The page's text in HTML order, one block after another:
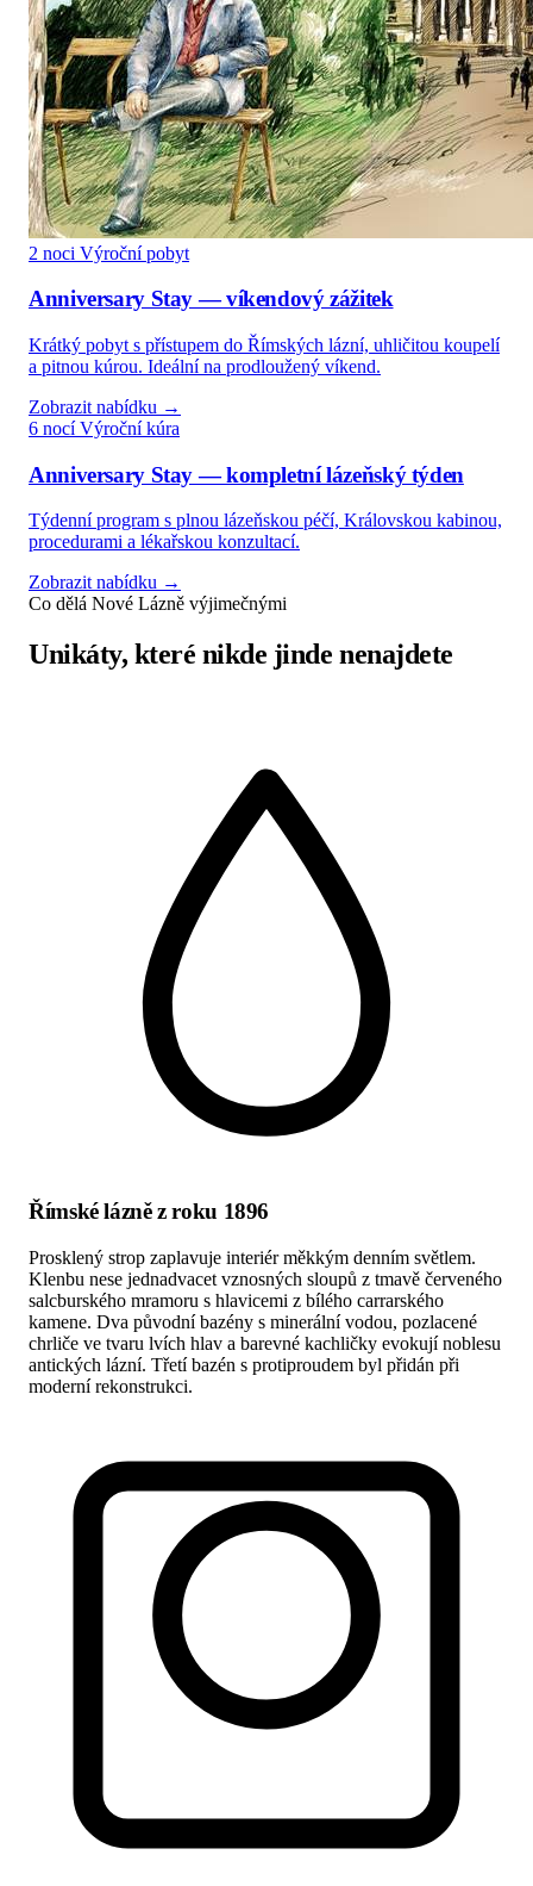
2 noci Výroční pobyt
Anniversary Stay — víkendový zážitek
Krátký pobyt s přístupem do Římských lázní, uhličitou koupelí
a pitnou kúrou. Ideální na prodloužený víkend.
Zobrazit nabídku →
6 nocí Výroční kúra
Anniversary Stay — kompletní lázeňský týden
Týdenní program s plnou lázeňskou péčí, Královskou kabinou,
procedurami a lékařskou konzultací.
Zobrazit nabídku →
Co dělá Nové Lázně výjimečnými
Unikáty, které nikde jinde nenajdete
Římské lázně z roku 1896
Prosklený strop zaplavuje interiér měkkým denním světlem.
Klenbu nese jednadvacet vznosných sloupů z tmavě červeného
salcburského mramoru s hlavicemi z bílého carrarského
kamene. Dva původní bazény s minerální vodou, pozlacené
chrliče ve tvaru lvích hlav a barevné kachličky evokují noblesu
antických lázní. Třetí bazén s protiproudem byl přidán při
moderní rekonstrukci.